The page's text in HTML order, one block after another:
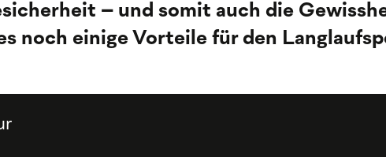
– und somit auch die
noch einige Vorteile für den